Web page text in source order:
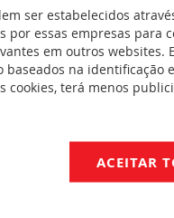
calha
160 a 630
800 a 1600
ser estabelecidos
por essas empresas
em outros websites.
baseados na
cookies, terá menos
ACEITAR